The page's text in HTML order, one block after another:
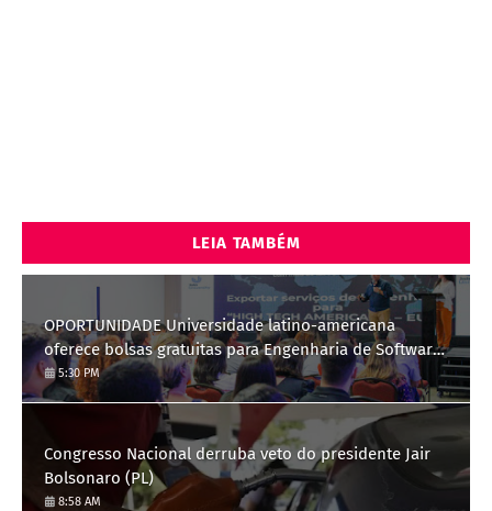
LEIA TAMBÉM
OPORTUNIDADE Universidade latino-americana
oferece bolsas gratuitas para Engenharia de Software;
saiba como se candidatar
5:30 PM
Congresso Nacional derruba veto do presidente Jair
Bolsonaro (PL)
8:58 AM